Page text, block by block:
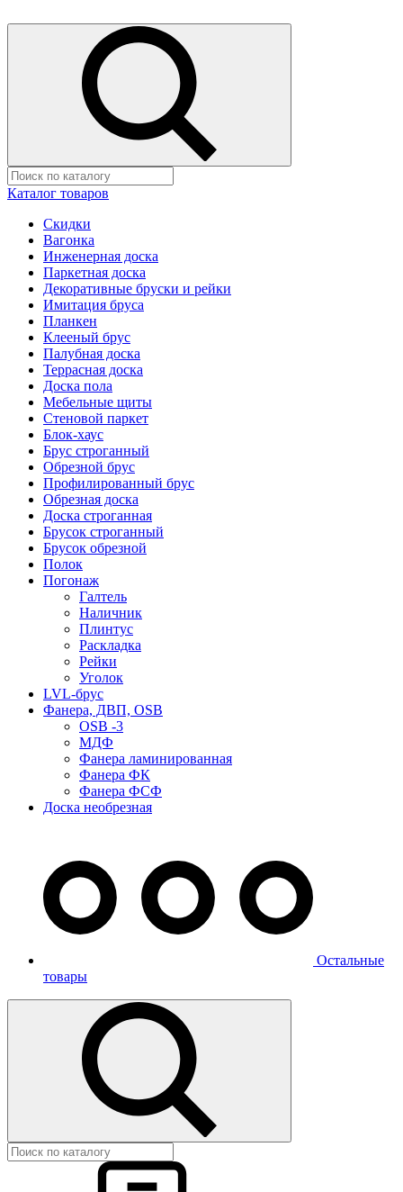
Каталог товаров
Скидки
Вагонка
Инженерная доска
Паркетная доска
Декоративные бруски и рейки
Имитация бруса
Планкен
Клееный брус
Палубная доска
Террасная доска
Доска пола
Мебельные щиты
Стеновой паркет
Блок-хаус
Брус строганный
Обрезной брус
Профилированный брус
Обрезная доска
Доска строганная
Брусок строганный
Брусок обрезной
Полок
Погонаж
Галтель
Наличник
Плинтус
Раскладка
Рейки
Уголок
LVL-брус
Фанера, ДВП, OSB
OSB -3
МДФ
Фанера ламинированная
Фанера ФК
Фанера ФСФ
Доска необрезная
Остальные
товары